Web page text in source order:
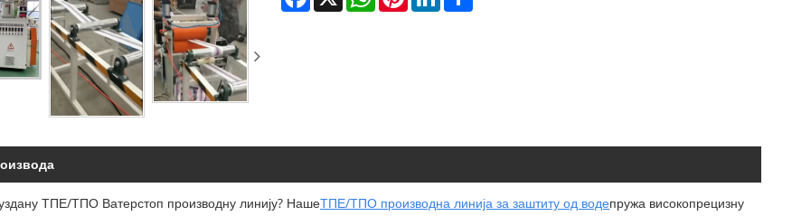
ТПЕ/ТПО Ватерстоп производну линију? НашеТПЕ/ТПО производна линија за заштиту од водепружа високопрецизну